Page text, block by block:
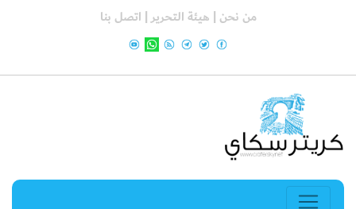
من نحن | هيئة التحرير | اتصل بنا